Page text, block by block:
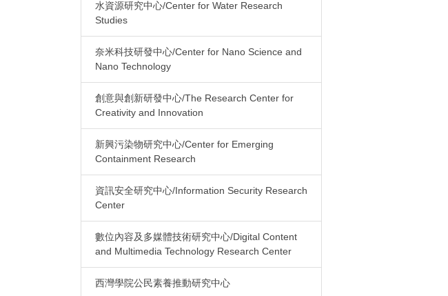
水資源研究中心/Center for Water Research
Studies
奈米科技研發中心/Center for Nano Science and
Nano Technology
創意與創新研發中心/The Research Center for
Creativity and Innovation
新興污染物研究中心/Center for Emerging
Containment Research
資訊安全研究中心/Information Security Research
Center
數位內容及多媒體技術研究中心/Digital Content
and Multimedia Technology Research Center
西灣學院公民素養推動研究中心